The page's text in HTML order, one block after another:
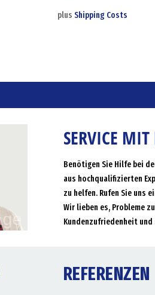
plusShipping Costs
SERVICE
Benötigen Sie Hilfe bei
aus hochqualifizierten
zu helfen. Rufen Sie uns
Wir lieben es, Probleme
Kundenzufriedenheit und
REFERENZEN